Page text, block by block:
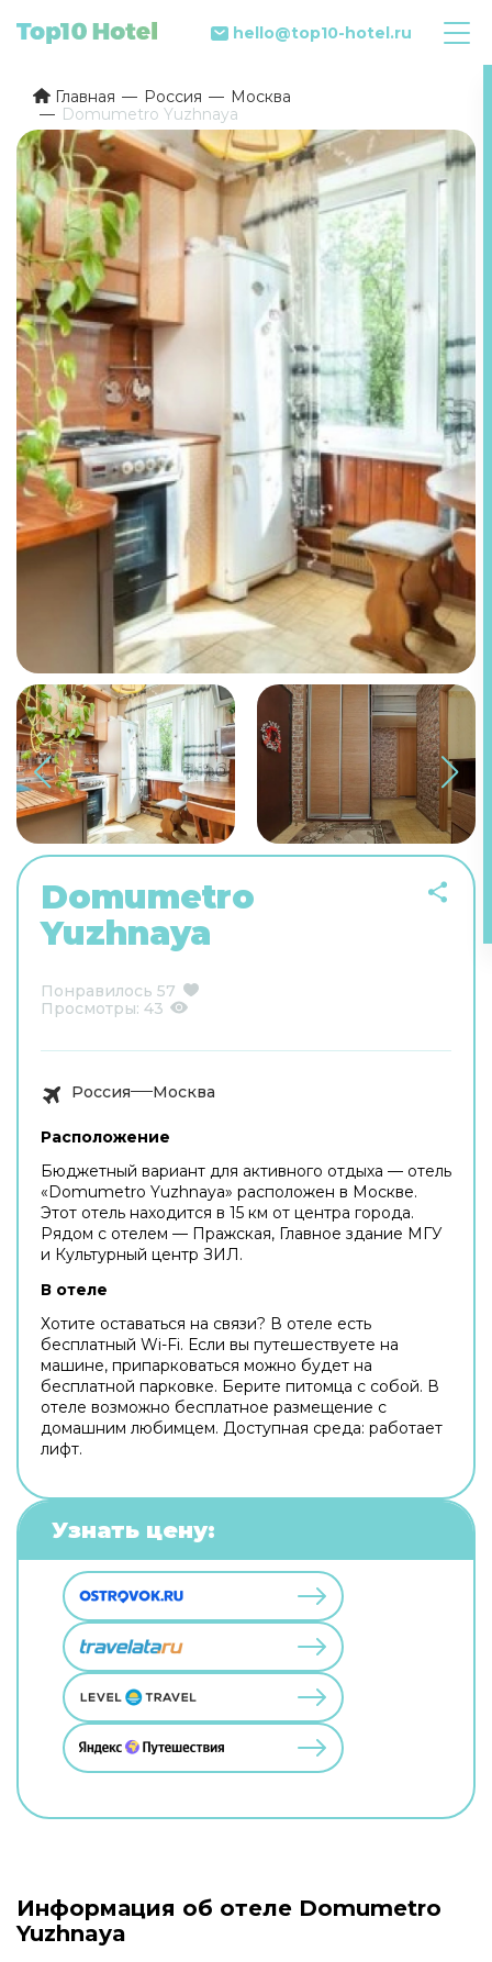
hello@top10-hotel.ru
Главная Россия
Москва
Domumetro Yuzhnaya
Domumetro
Yuzhnaya
Понравилось 57
Просмотры: 43
Россия Москва
Расположение
Бюджетный вариант для активного отдыха — отель
«Domumetro Yuzhnaya» расположен в Москве.
Этот отель находится в 15 км от центра города.
Рядом с отелем — Пражская, Главное здание МГУ
и Культурный центр ЗИЛ.
В отеле
Хотите оставаться на связи? В отеле есть
бесплатный Wi-Fi. Если вы путешествуете на
машине, припарковаться можно будет на
бесплатной парковке. Берите питомца с собой. В
отеле возможно бесплатное размещение с
домашним любимцем. Доступная среда: работает
лифт.
Узнать цену:
Информация об отеле Domumetro
Yuzhnaya